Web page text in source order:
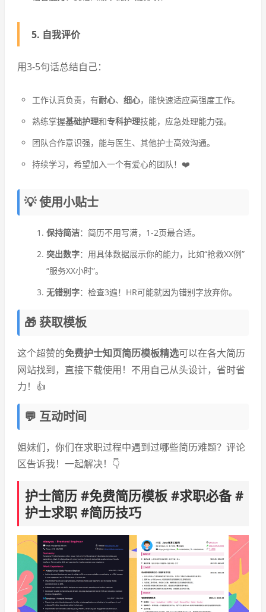
5. 自我评价
用3-5句话总结自己：
工作认真负责，有耐心、 细心，能快速适应高强度工作。
熟练掌握基础护理和专科护理技能，应急处理能力强。
团队合作意识强，能与医生、其他护士高效沟通。
持续学习，希望加入一个有爱心的团队！❤️
💡 使用小贴士
保持简洁：简历不用写满，1-2页最合适。
突出数字：用具体数据展示你的能力，比如“抢救XX例”
“服务XX小时”。
无错别字：检查3遍！HR可能就因为错别字放弃你。
🎁 获取模板
这个超赞的免费护士知页简历模板精选可以在各大简历
网站找到，直接下载使用！不用自己从头设计，省时省
力！👍
💬 互动时间
姐妹们，你们在求职过程中遇到过哪些简历难题？评论
区告诉我！一起解决！👇
护士简历 #免费简历模板 #求职必备 #
护士求职 #简历技巧